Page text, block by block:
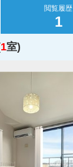
閲覧履歴
1
1室)